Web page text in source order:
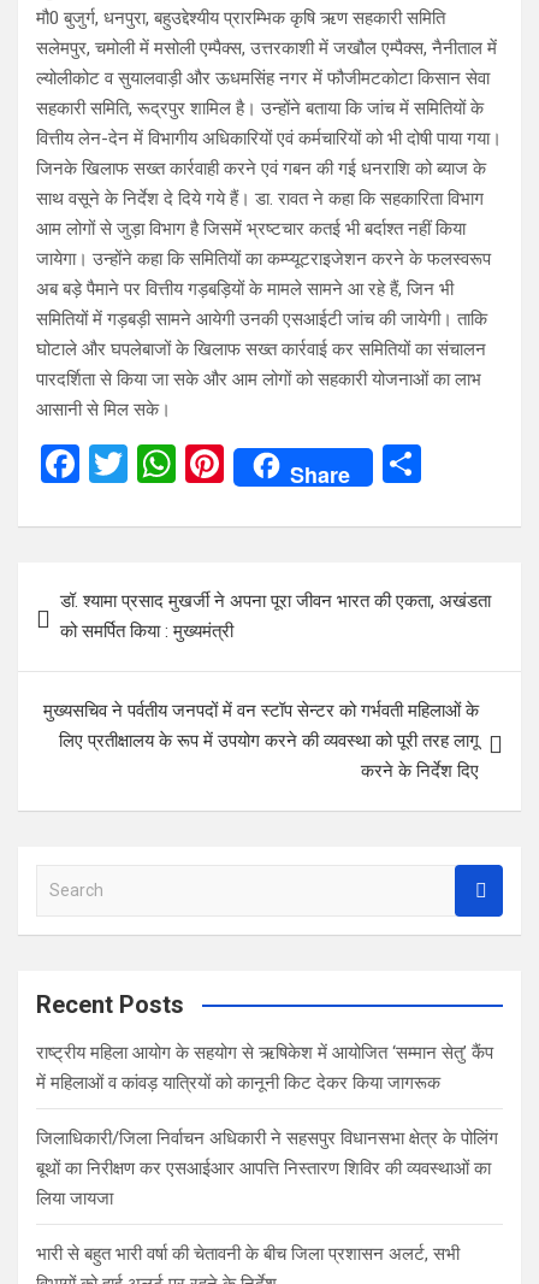
मौ0 बुजुर्ग, धनपुरा, बहुउद्देश्यीय प्रारम्भिक कृषि ऋण सहकारी समिति
सलेमपुर, चमोली में मसोली एम्पैक्स, उत्तरकाशी में जखौल एम्पैक्स, नैनीताल में
ल्योलीकोट व सुयालवाड़ी और ऊधमसिंह नगर में फौजीमटकोटा किसान सेवा
सहकारी समिति, रूद्रपुर शामिल है। उन्होंने बताया कि जांच में समितियों के
वित्तीय लेन-देन में विभागीय अधिकारियों एवं कर्मचारियों को भी दोषी पाया गया।
जिनके खिलाफ सख्त कार्रवाही करने एवं गबन की गई धनराशि को ब्याज के
साथ वसूने के निर्देश दे दिये गये हैं। डा. रावत ने कहा कि सहकारिता विभाग
आम लोगों से जुड़ा विभाग है जिसमें भ्रष्टचार कतई भी बर्दाश्त नहीं किया
जायेगा। उन्होंने कहा कि समितियों का कम्प्यूटराइजेशन करने के फलस्वरूप
अब बड़े पैमाने पर वित्तीय गड़बड़ियों के मामले सामने आ रहे हैं, जिन भी
समितियों में गड़बड़ी सामने आयेगी उनकी एसआईटी जांच की जायेगी। ताकि
घोटाले और घपलेबाजों के खिलाफ सख्त कार्रवाई कर समितियों का संचालन
पारदर्शिता से किया जा सके और आम लोगों को सहकारी योजनाओं का लाभ
आसानी से मिल सके।
F
ce
o
k
T
tt
W
at
A
p
p
Pi
nt
er
t
Share
ar
navigation
डॉ. श्यामा प्रसाद मुखर्जी ने अपना पूरा जीवन भारत की एकता, अखंडता
को समर्पित किया : मुख्यमंत्री
मुख्यसचिव ने पर्वतीय जनपदों में वन स्टॉप सेन्टर को गर्भवती महिलाओं के
लिए प्रतीक्षालय के रूप में उपयोग करने की व्यवस्था को पूरी तरह लागू
करने के निर्देश दिए
a
c
Recent Posts
राष्ट्रीय महिला आयोग के सहयोग से ऋषिकेश में आयोजित ‘सम्मान सेतु’ कैंप
में महिलाओं व कांवड़ यात्रियों को कानूनी किट देकर किया जागरूक
जिलाधिकारी/जिला निर्वाचन अधिकारी ने सहसपुर विधानसभा क्षेत्र के पोलिंग
बूथों का निरीक्षण कर एसआईआर आपत्ति निस्तारण शिविर की व्यवस्थाओं का
लिया जायजा
भारी से बहुत भारी वर्षा की चेतावनी के बीच जिला प्रशासन अलर्ट, सभी